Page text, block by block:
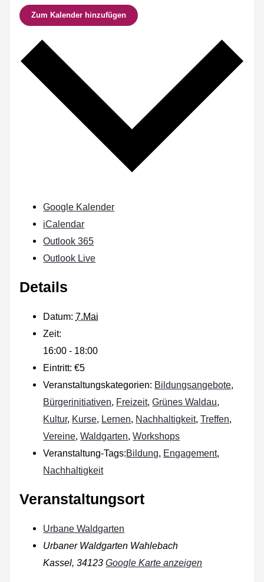
Zum Kalender hinzufügen
Google Kalender
iCalendar
Outlook 365
Outlook Live
Details
Datum: 7.Mai
Zeit:
16:00 - 18:00
Eintritt: €5
Veranstaltungskategorien: Bildungsangebote,
Bürgerinitiativen, Freizeit,Grünes Waldau,
Kultur, Kurse, Lernen, Nachhaltigkeit,Treffen,
Vereine,Waldgarten,Workshops
Veranstaltung-Tags:Bildung, Engagement,
Nachhaltigkeit
Veranstaltungsort
Urbane Waldgarten
Urbaner Waldgarten Wahlebach
Kassel 34123 Google Karte anzeigen